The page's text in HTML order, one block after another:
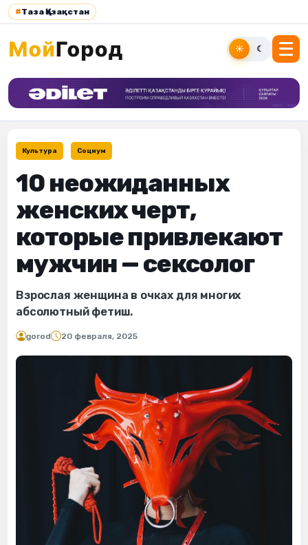
#Таза Қазақстан
☀ ☾
Культура Социум
10 неожиданных
женских черт,
которые привлекают
мужчин — сексолог
Взрослая женщина в очках для многих
абсолютный фетиш.
gorod 20 февраля, 2025